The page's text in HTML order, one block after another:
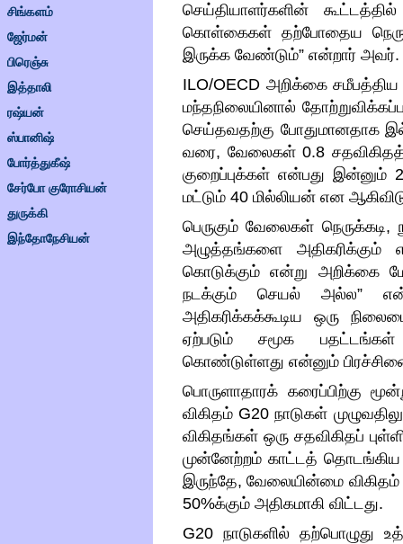
சிங்களம்
ஜேர்மன்
பிரெஞ்சு
இத்தாலி
ரஷ்யன்
ஸ்பானிஷ்
போர்த்துகீஷ்
சேர்போ குரோசியன்
துருக்கி
இந்தோநேசியன்
செய்தியாளர்களின் கூட்டத்தில்
கொள்கைகள் தற்போதைய
இருக்க வேண்டும்” என்றார் அவர்.
ILO/OECD அறிக்கை சமீபத்திய
மந்தநிலையினால்
செய்தவதற்கு போதுமானதாக
வரை, வேலைகள்0.8
குறைப்புக்கள் என்பது இன்னும்
மட்டும் 40 மில்லியன் என
பெருகும் வேலைகள் நெருக்கடி,
அழுத்தங்களை அதிகரிக்கும்
கொடுக்கும் என்று அறிக்கை
நடக்கும் செயல் அல்ல”
அதிகரிக்கக்கூடிய ஒரு
ஏற்படும் சமூக
கொண்டுள்ளது என்னும்
பொருளாதாரக் கரைப்பிற்கு
விகிதம் G20நாடுகள்
விகிதங்கள் ஒரு சதவிகிதப்
முன்னேற்றம் காட்டத் தொடங்கிய
இருந்தே,வேலையின்மை
50%க்கும் அதிகமாகி விட்டது.
G20 நாடுகளில் தற்பொழுது